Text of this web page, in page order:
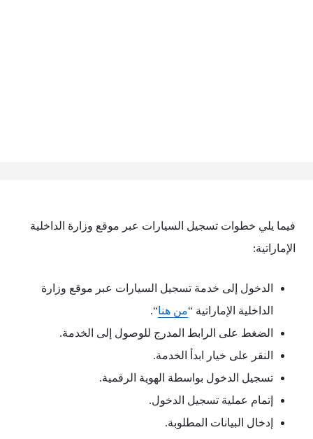
فيما يلي خطوات تسجيل السيارات عبر موقع وزارة الداخلية
الإماراتية:
الدخول إلى خدمة تسجيل السيارات عبر موقع وزارة
الداخلية الإماراتية “من هنا“.
الضغط على الرابط المدرج للوصول إلى الخدمة.
النقر على خيار ابدأ الخدمة.
تسجيل الدخول بواسطة الهوية الرقمية.
إتمام عملية تسجيل الدخول.
إدخال البيانات المطلوبة.